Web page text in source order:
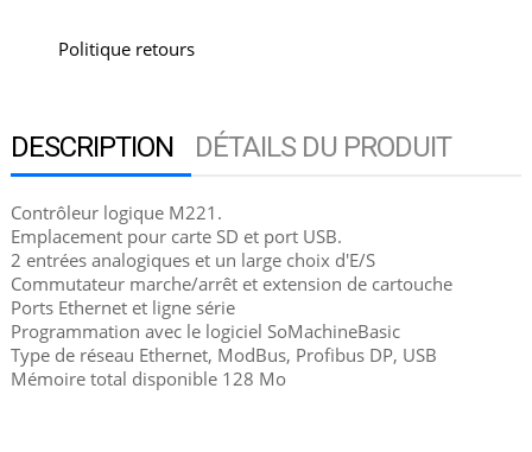
Politique retours
DESCRIPTION DÉTAILS DU PRODUIT
Contrôleur logique M221.
Emplacement pour carte SD et port USB.
2 entrées analogiques et un large choix d'E/S
Commutateur marche/arrêt et extension de cartouche
Ports Ethernet et ligne série
Programmation avec le logiciel SoMachineBasic
Type de réseau Ethernet, ModBus, Profibus DP, USB
Mémoire total disponible 128 Mo